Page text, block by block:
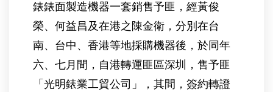
錶錶面製造機器一套銷售予匪，經黃俊
榮、何益昌及在港之陳金衛，分別在台
南、台中、香港等地採購機器後，於同年
六、七月間，自港轉運匪區深圳，售予匪
「光明錶業工貿公司」，其間，簽約轉證